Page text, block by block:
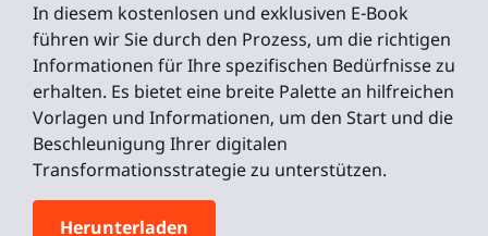
In diesem kostenlosen und exklusiven E-Book
führen wir Sie durch den Prozess, um die richtigen
Informationen für Ihre spezifischen Bedürfnisse zu
erhalten. Es bietet eine breite Palette an hilfreichen
Vorlagen und Informationen, um den Start und die
Beschleunigung Ihrer digitalen
Transformationsstrategie zu unterstützen.
Herunterladen